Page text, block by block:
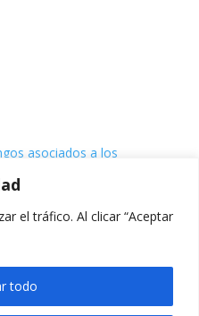
el tráfico. Al clicar “Aceptar
todo
asociados a los
Comprender, observar e
del árbol’, con